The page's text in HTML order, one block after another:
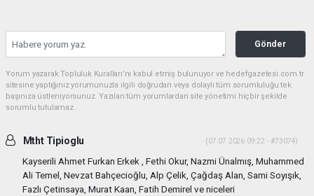
Gönder
Yorum yazarak Topluluk Kuralları’nı kabul etmiş bulunuyor ve hedefgazetesi.com.tr
sitesine yaptığınız yorumunuzla ilgili doğrudan veya dolaylı tüm sorumluluğu tek
başınıza üstleniyorsunuz. Yazılan tüm yorumlardan site yönetimi hiçbir şekilde
sorumlu tutulamaz.
Mtht Tipioglu (07.07.2026 09:22 - #73074)
Kayserili Ahmet Furkan Erkek , Fethi Okur, Nazmi Ünalmış, Muhammed
Ali Temel, Nevzat Bahçecioğlu, Alp Çelik, Çağdaş Alan, Sami Soyışık,
Fazlı Çetinsaya, Murat Kaan, Fatih Demirel ve niceleri